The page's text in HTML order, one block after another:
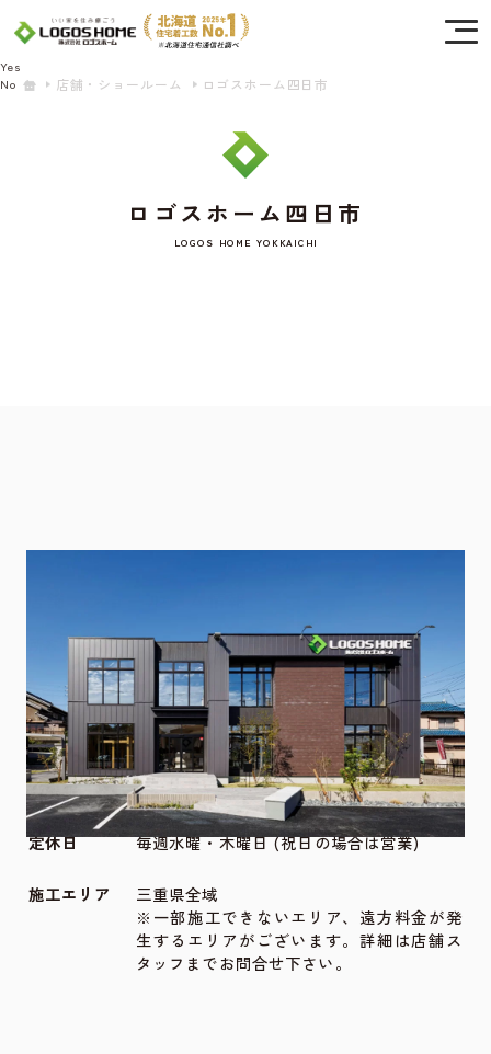
店舗・ショールーム ロゴスホーム四日市
ロゴスホーム四日市
LOGOS HOME YOKKAICHI
所在地 〒512-0911 三重県四日市市生桑町155番1
TEL 011-777-1190
FAX 059-340-7491
営業時間 10:00〜18:00
定休日 毎週水曜・木曜日 (祝日の場合は営業)
施工エリア
三重県全域
※一部施工できないエリア、遠方料金が発
生するエリアがございます。詳細は店舗ス
タッフまでお問合せ下さい。
Cookie を使用して、お客様の活動を追跡してもよろしいですか? 当社ではお客様の
プライバシーを極めて重視しています。詳細について、およびご質問がある場合
は、当社のプライバシーポリシーをご覧ください。
Yes
No